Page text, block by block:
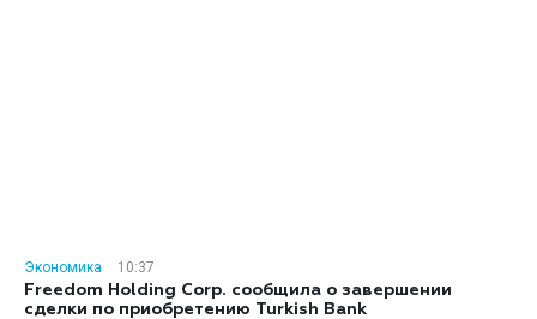
Экономика
10:37
Freedom Holding Corp. сообщила о завершении
сделки по приобретению Turkish Bank